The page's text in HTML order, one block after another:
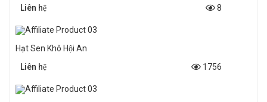
Liên hệ
8
Hạt Sen Khô Hội An
Liên hệ
1756